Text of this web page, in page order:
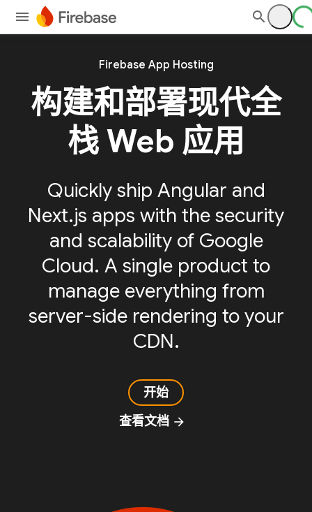
Firebase App Hosting
构建和部署现代全
栈 Web 应用
Quickly ship Angular and
Next.js apps with the security
and scalability of Google
Cloud. A single product to
manage everything from
server-side rendering to your
CDN.
开始
查看文档 arrow_forward